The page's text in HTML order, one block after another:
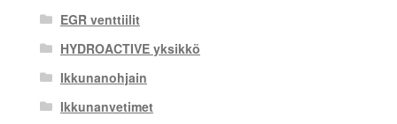
EGR venttiilit
HYDROACTIVE yksikkö
Ikkunanohjain
Ikkunanvetimet